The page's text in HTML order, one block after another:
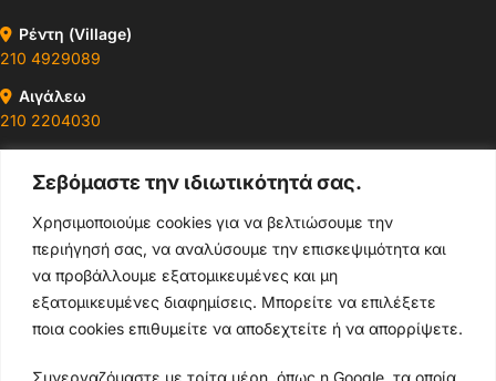
Σεβόμαστε την ιδιωτικότητά σας.
Χρησιμοποιούμε cookies για να βελτιώσουμε την
περιήγησή σας, να αναλύσουμε την επισκεψιμότητα και
να προβάλλουμε εξατομικευμένες και μη
εξατομικευμένες διαφημίσεις. Μπορείτε να επιλέξετε
ποια cookies επιθυμείτε να αποδεχτείτε ή να απορρίψετε.
Συνεργαζόμαστε με τρίτα μέρη, όπως η Google, τα οποία
Ρέντη (Village)
210 4929089
Αιγάλεω
210 2204030
210 4400147
Ωράρια & Διευθύνσεις →
210 4929089
Κεντρικό τηλέφωνο